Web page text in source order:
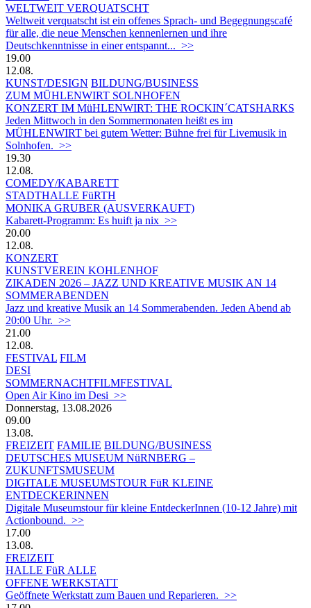
WELTWEIT VERQUATSCHT
Weltweit verquatscht ist ein offenes Sprach- und Begegnungscafé
für alle, die neue Menschen kennenlernen und ihre
Deutschkenntnisse in einer entspannt... >>
19.00
12.08.
KUNST/DESIGN BILDUNG/BUSINESS
ZUM MÜHLENWIRT SOLNHOFEN
KONZERT IM MüHLENWIRT: THE ROCKIN´CATSHARKS
Jeden Mittwoch in den Sommermonaten heißt es im
MÜHLENWIRT bei gutem Wetter: Bühne frei für Livemusik in
Solnhofen. >>
19.30
12.08.
COMEDY/KABARETT
STADTHALLE FüRTH
MONIKA GRUBER (AUSVERKAUFT)
Kabarett-Programm: Es huift ja nix >>
20.00
12.08.
KONZERT
KUNSTVEREIN KOHLENHOF
ZIKADEN 2026 – JAZZ UND KREATIVE MUSIK AN 14
SOMMERABENDEN
Jazz und kreative Musik an 14 Sommerabenden. Jeden Abend ab
20:00 Uhr. >>
21.00
12.08.
FESTIVAL FILM
DESI
SOMMERNACHTFILMFESTIVAL
Open Air Kino im Desi >>
Donnerstag, 13.08.2026
09.00
13.08.
FREIZEIT FAMILIE BILDUNG/BUSINESS
DEUTSCHES MUSEUM NüRNBERG –
ZUKUNFTSMUSEUM
DIGITALE MUSEUMSTOUR FüR KLEINE
ENTDECKERINNEN
Digitale Museumstour für kleine EntdeckerInnen (10-12 Jahre) mit
Actionbound. >>
17.00
13.08.
FREIZEIT
HALLE FüR ALLE
OFFENE WERKSTATT
Geöffnete Werkstatt zum Bauen und Reparieren. >>